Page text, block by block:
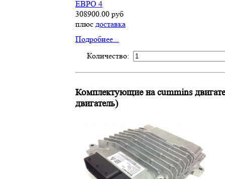
ЕВРО 4
308900.00 руб
плюс доставка
Подробнее...
Количество:
Комплектующие на cummins
двигатель)